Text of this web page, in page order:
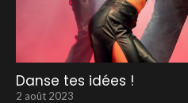
Danse tes idées !
2 août 2023